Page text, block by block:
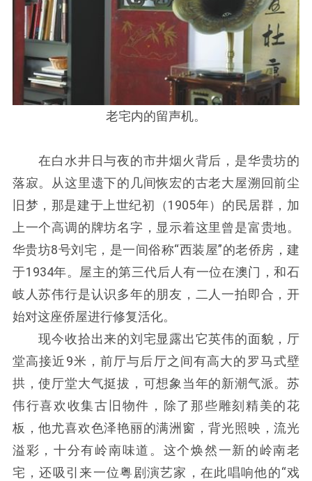
老宅内的留声机。
在白水井日与夜的市井烟火背后，是华贵坊的
落寂。从这里遗下的几间恢宏的古老大屋溯回前尘
旧梦，那是建于上世纪初（1905年）的民居群，加
上一个高调的牌坊名字，显示着这里曾是富贵地。
华贵坊8号刘宅，是一间俗称“西装屋”的老侨房，建
于1934年。屋主的第三代后人有一位在澳门，和石
岐人苏伟行是认识多年的朋友，二人一拍即合，开
始对这座侨屋进行修复活化。
现今收拾出来的刘宅显露出它英伟的面貌，厅
堂高接近9米，前厅与后厅之间有高大的罗马式壁
拱，使厅堂大气挺拔，可想象当年的新潮气派。苏
伟行喜欢收集古旧物件，除了那些雕刻精美的花
板，他尤喜欢色泽艳丽的满洲窗，背光照映，流光
溢彩，十分有岭南味道。这个焕然一新的岭南老
宅，还吸引来一位粤剧演艺家，在此唱响他的“戏